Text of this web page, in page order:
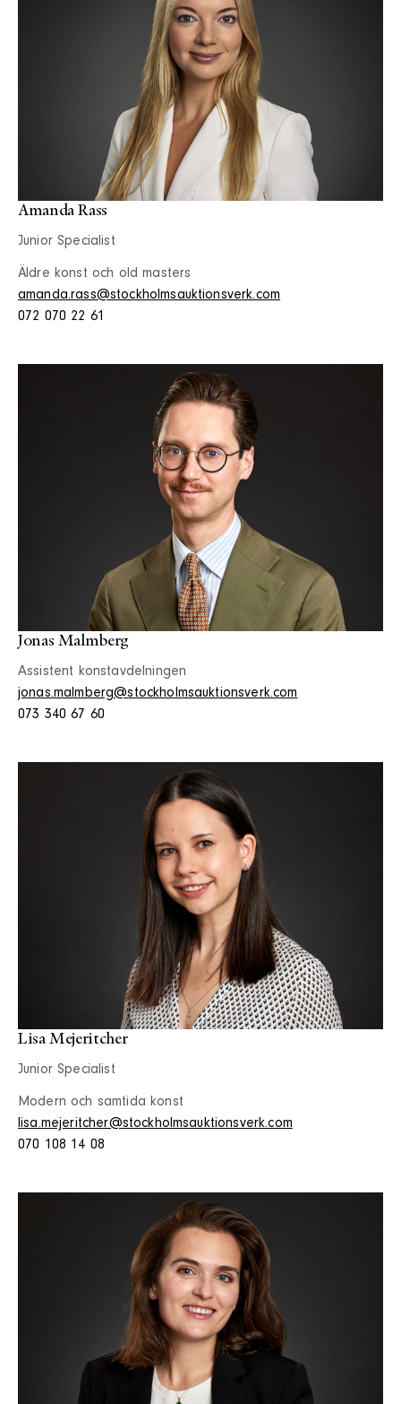
Amanda Rass
Junior Specialist
Äldre konst och old masters
amanda.rass@stockholmsauktionsverk.com
072 070 22 61
Jonas Malmberg
Assistent konstavdelningen
jonas.malmberg@stockholmsauktionsverk.com
073 340 67 60
Lisa Mejeritcher
Junior Specialist
Modern och samtida konst
lisa.mejeritcher@stockholmsauktionsverk.com
070 108 14 08